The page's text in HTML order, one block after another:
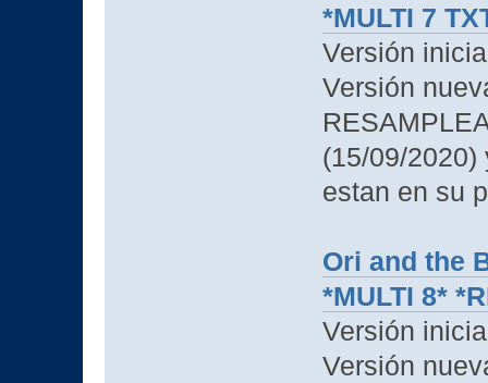
*MULTI 7
Versión
Versión
(15/09/
estan en su
Ori and the
*MULTI 8*
Versión
Versión